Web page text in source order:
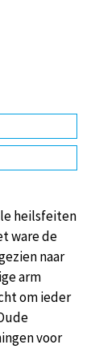
heilsfeiten
ware de
naar
arm
om ieder
voor